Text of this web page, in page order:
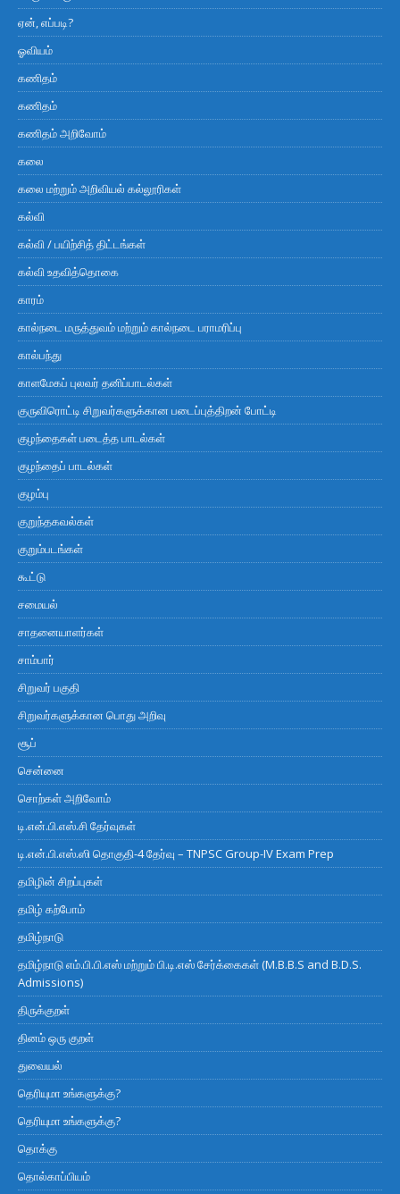
ஏன், எப்படி?
ஓவியம்
கணிதம்
கணிதம்
கணிதம் அறிவோம்
கலை
கலை மற்றும் அறிவியல் கல்லூரிகள்
கல்வி
கல்வி / பயிற்சித் திட்டங்கள்
கல்வி உதவித்தொகை
காரம்
கால்நடை மருத்துவம் மற்றும் கால்நடை பராமரிப்பு
கால்பந்து
காளமேகப் புலவர் தனிப்பாடல்கள்
குருவிரொட்டி சிறுவர்களுக்கான படைப்புத்திறன் போட்டி
குழந்தைகள் படைத்த பாடல்கள்
குழந்தைப் பாடல்கள்
குழம்பு
குறுந்தகவல்கள்
குறும்படங்கள்
கூட்டு
சமையல்
சாதனையாளர்கள்
சாம்பார்
சிறுவர் பகுதி
சிறுவர்களுக்கான பொது அறிவு
சூப்
சென்னை
சொற்கள் அறிவோம்
டி.என்.பி.எஸ்.சி தேர்வுகள்
டி.என்.பி.எஸ்.ஸி தொகுதி-4 தேர்வு – TNPSC Group-IV Exam Prep
தமிழின் சிறப்புகள்
தமிழ் கற்போம்
தமிழ்நாடு
தமிழ்நாடு எம்.பி.பி.எஸ் மற்றும் பி.டி.எஸ் சேர்க்கைகள் (M.B.B.S and B.D.S.
Admissions)
திருக்குறள்
தினம் ஒரு குறள்
துவையல்
தெரியுமா உங்களுக்கு?
தெரியுமா உங்களுக்கு?
தொக்கு
தொல்காப்பியம்